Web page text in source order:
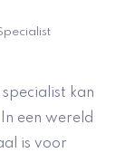
kan
een wereld
is voor